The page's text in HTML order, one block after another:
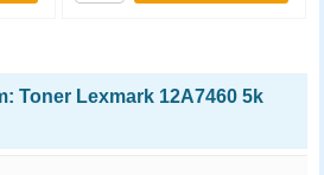
Toner Lexmark 12A7460 5k